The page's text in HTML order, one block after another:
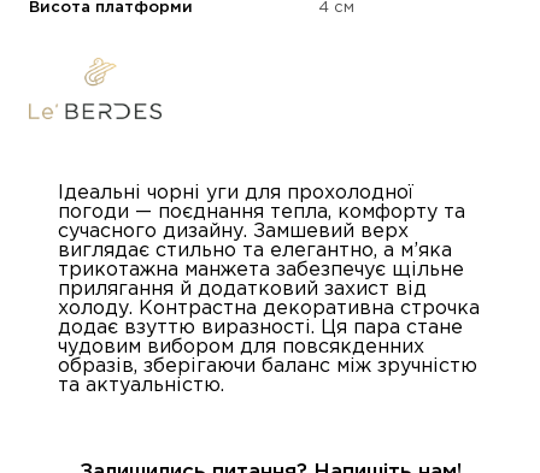
Висота платформи 4 см
Ідеальні чорні уги для прохолодної
погоди — поєднання тепла, комфорту та
сучасного дизайну. Замшевий верх
виглядає стильно та елегантно, а м’яка
трикотажна манжета забезпечує щільне
прилягання й додатковий захист від
холоду. Контрастна декоративна строчка
додає взуттю виразності. Ця пара стане
чудовим вибором для повсякденних
образів, зберігаючи баланс між зручністю
та актуальністю.